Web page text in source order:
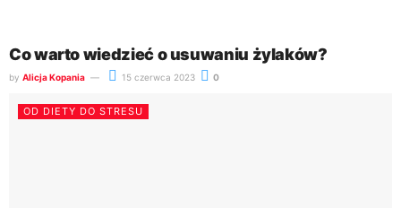
Co warto wiedzieć o usuwaniu żylaków?
by Alicja Kopania 15 czerwca 2023 0
OD DIETY DO STRESU